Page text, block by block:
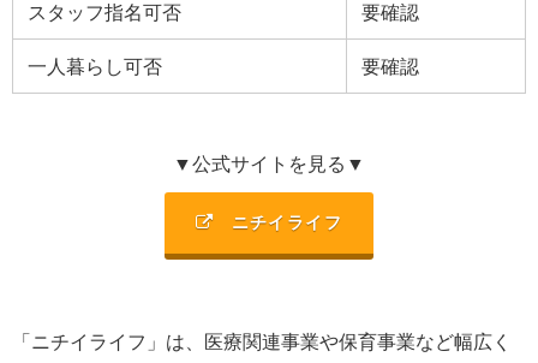
スタッフ指名可否 要確認
一人暮らし可否 要確認
▼公式サイトを見る▼
ニチイライフ
「ニチイライフ」は、
医療関連事業や保育事業など幅広く